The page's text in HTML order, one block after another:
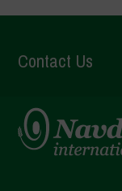
Contact Us